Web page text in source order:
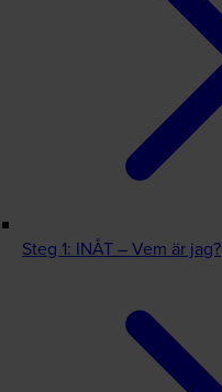
Steg 1: INÅT – Vem är jag?